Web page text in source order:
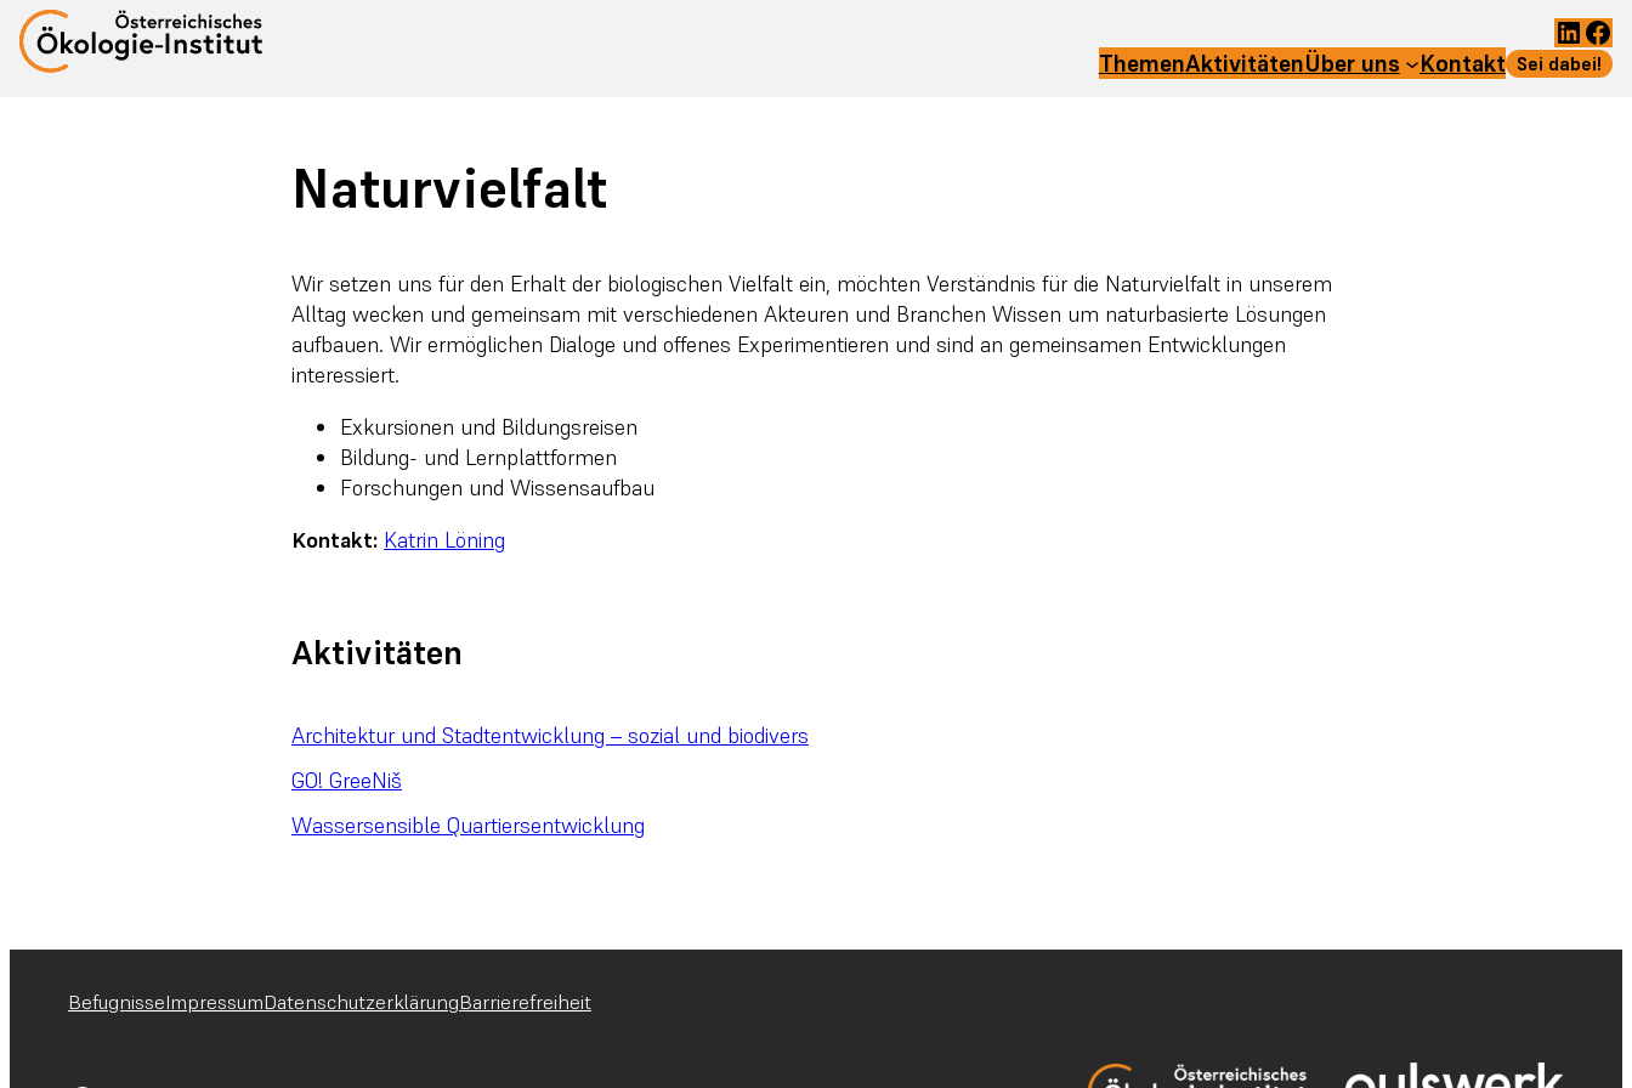
ThemenAktivitätenÜber uns Kontakt Sei dabei!
Naturvielfalt
Wir setzen uns für den Erhalt der biologischen Vielfalt ein, möchten Verständnis für die Naturvielfalt in unserem
Alltag wecken und gemeinsam mit verschiedenen Akteuren und Branchen Wissen um naturbasierte Lösungen
aufbauen. Wir ermöglichen Dialoge und offenes Experimentieren und sind an gemeinsamen Entwicklungen
interessiert.
Exkursionen und Bildungsreisen
Bildung- und Lernplattformen
Forschungen und Wissensaufbau
Kontakt: Katrin Löning
Aktivitäten
Architektur und Stadtentwicklung – sozial und biodivers
GO! GreeNiš
Wassersensible Quartiersentwicklung
BefugnisseImpressumDatenschutzerklärungBarrierefreiheit